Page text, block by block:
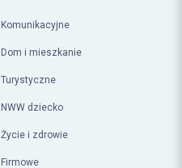
Komunikacyjne
Dom i mieszkanie
Turystyczne
NWW dziecko
Życie i zdrowie
Firmowe